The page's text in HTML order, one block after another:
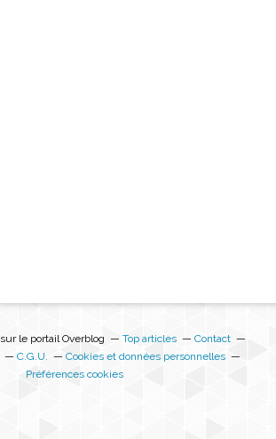
sur le portail Overblog Top articles
Contact
C.G.U.
Cookies et données personnelles
Préférences cookies